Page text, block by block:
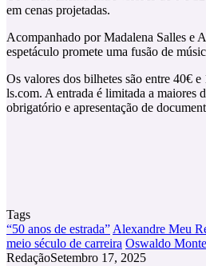
em cenas projetadas.
Acompanhado por Madalena Salles e
espetáculo promete uma fusão de
Os valores dos bilhetes são entre 40€
ls.com. A entrada é limitada a maiores
obrigatório e apresentação de
Tags
“50 anos de estrada” Alexandre Meu
meio século de carreira Oswaldo
RedaçãoSetembro 17, 2025